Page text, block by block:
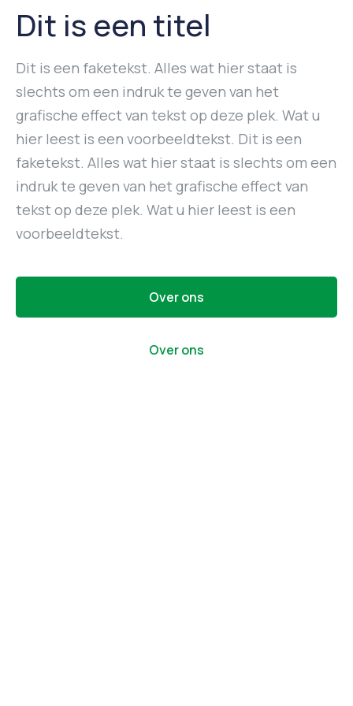
Dit is een titel
Dit is een faketekst. Alles wat hier staat is
slechts om een indruk te geven van het
grafische effect van tekst op deze plek. Wat u
hier leest is een voorbeeldtekst. Dit is een
faketekst. Alles wat hier staat is slechts om een
indruk te geven van het grafische effect van
tekst op deze plek. Wat u hier leest is een
voorbeeldtekst.
Over ons
Over ons